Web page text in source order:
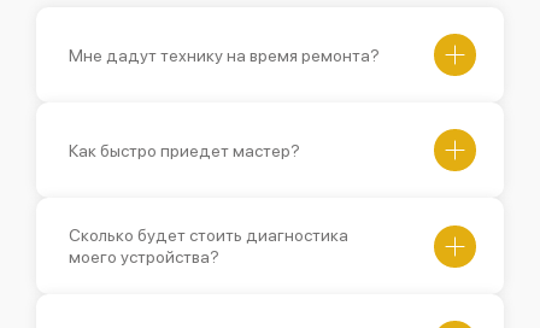
Мне дадут технику на время ремонта?
Как быстро приедет мастер?
Сколько будет стоить диагностика
моего устройства?